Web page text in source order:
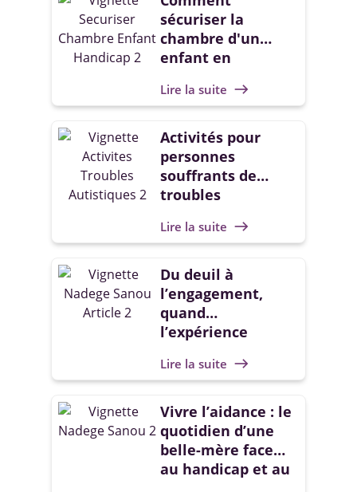
sécuriser la
chambre d'un
enfant en
handicap ?
Lire la suite east
Activités pour
personnes
souffrants de
troubles
Lire la suite east
Du deuil à
l’engagement,
quand
l’expérience
un combat
collectif
Lire la suite east
Vivre l’aidance : le
quotidien d’une
belle-mère face
au handicap et au